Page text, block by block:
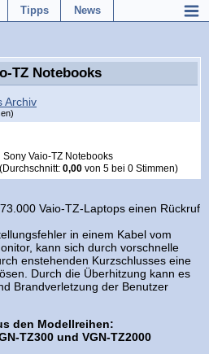
Tipps News
TZ Notebooks
Archiv
Sony Vaio-TZ Notebooks
(Durchschnitt: 0,00 von 5 bei 0 Stimmen)
Vaio-TZ-Laptops einen Rückruf
in einem Kabel vom
kann sich durch vorschnelle
enstehenden Kurzschlusses eine
Durch die Überhitzung kann es
Brandverletzung der Benutzer
den Modellreihen:
TZ300 und VGN-TZ2000